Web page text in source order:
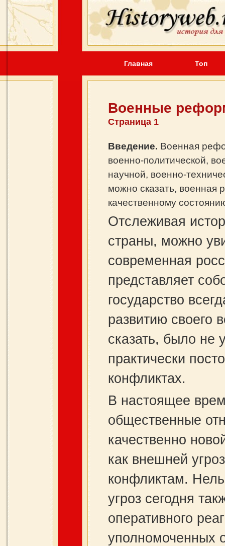
Главная Топ
Военные
Страница 1
Введение. Военная
военно-политической,
научной, военно-
можно сказать, военная
качественному
Отслеживая
страны, можно
современная
представляет
государство
развитию своего
сказать, было не
практически
конфликтах.
В настоящее
общественные
качественно
как внешней
конфликтам.
угроз сегодня
оперативного
уполномоченных